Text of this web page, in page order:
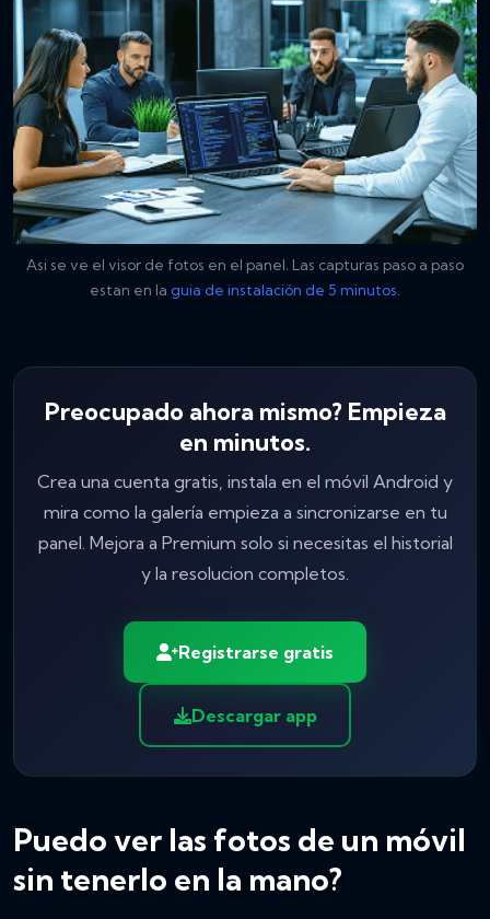
Asi se ve el visor de fotos en el panel. Las capturas paso a paso
estan en la guia de instalación de 5 minutos
Preocupado ahora mismo? Empieza
en minutos.
Crea una cuenta gratis, instala en el móvil Android y
mira como la galería empieza a sincronizarse en tu
panel. Mejora a Premium solo si necesitas el historial
y la resolucion completos.
Registrarse gratis
Descargar app
Puedo ver las fotos de un móvil
sin tenerlo en la mano?